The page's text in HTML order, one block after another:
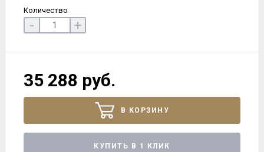
Количество
- +
35 288 руб.
В КОРЗИНУ
КУПИТЬ В 1 КЛИК